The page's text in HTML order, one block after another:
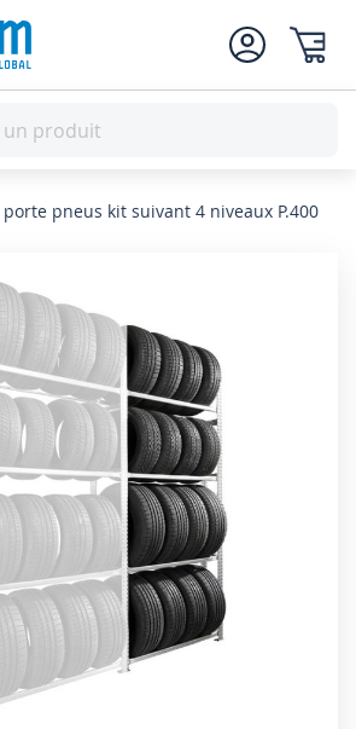
porte pneus kit suivant 4 niveaux P.400